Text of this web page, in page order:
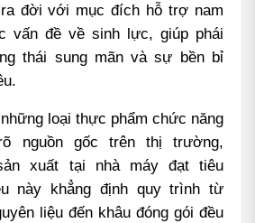
đời với mục đích hỗ trợ nam
vấn đề về sinh lực, giúp phái
thái sung mãn và sự bền bỉ
loại thực phẩm chức năng
nguồn gốc trên thị trường,
xuất tại nhà máy đạt tiêu
này khẳng định quy trình từ
liệu đến khâu đóng gói đều